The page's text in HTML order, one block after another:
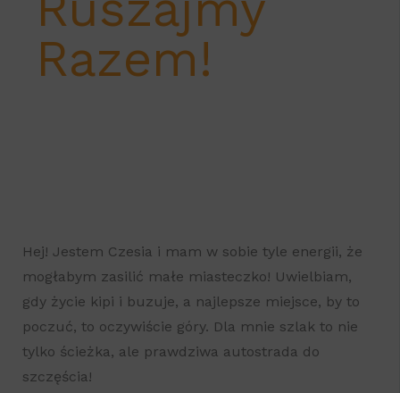
Razem!
Hej! Jestem Czesia i mam w sobie tyle energii, że
mogłabym zasilić małe miasteczko! Uwielbiam,
gdy życie kipi i buzuje, a najlepsze miejsce, by to
poczuć, to oczywiście góry. Dla mnie szlak to nie
tylko ścieżka, ale prawdziwa autostrada do
szczęścia!